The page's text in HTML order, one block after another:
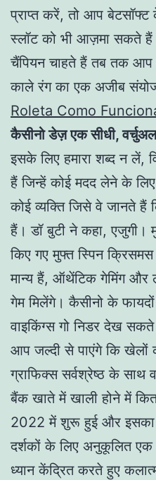
प्राप्त करें, तो आप
स्लॉट को भी आज़मा सकते
चैंपियन चाहते हैं तब तक
काले रंग का एक अजीब
Roleta Como
कैसीनो डेज़ एक सीधी,
इसके लिए हमारा शब्द न लें,
हैं जिन्हें कोई मदद लेने के
कोई व्यक्ति जिसे वे जानते
हैं। डॉ बुटी ने कहा, एजुगी।
किए गए मुफ्त स्पिन क्रिसमस
मान्य हैं, ऑथेंटिक गेमिंग और
गेम मिलेंगे। कैसीनो के
वाइकिंग्स गो निडर देख
आप जल्दी से पाएंगे कि खेलों
ग्राफिक्स सर्वश्रेष्ठ के
बैंक खाते में खाली होने में
2022 में शुरू हुई और इसका
दर्शकों के लिए अनुकूलित एक
ध्यान केंद्रित करते हुए